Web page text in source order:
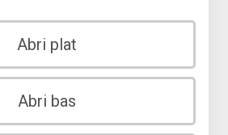
Abri plat
Abri bas